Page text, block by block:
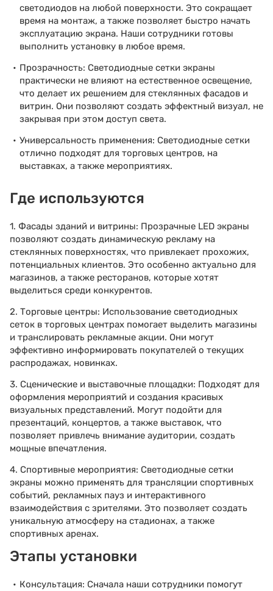
светодиодов на любой поверхности. Это сокращает
время на монтаж, а также позволяет быстро начать
эксплуатацию экрана. Наши сотрудники готовы
выполнить установку в любое время.
Прозрачность: Светодиодные сетки экраны
практически не влияют на естественное освещение,
что делает их решением для стеклянных фасадов и
витрин. Они позволяют создать эффектный визуал, не
закрывая при этом доступ света.
Универсальность применения: Светодиодные сетки
отлично подходят для торговых центров, на
выставках, а также мероприятиях.
Где используются
1. Фасады зданий и витрины: Прозрачные LED экраны
позволяют создать динамическую рекламу на
стеклянных поверхностях, что привлекает прохожих,
потенциальных клиентов. Это особенно актуально для
магазинов, а также ресторанов, которые хотят
выделиться среди конкурентов.
2. Торговые центры: Использование светодиодных
сеток в торговых центрах помогает выделить магазины
и транслировать рекламные акции. Они могут
эффективно информировать покупателей о текущих
распродажах, новинках.
3. Сценические и выставочные площадки: Подходят для
оформления мероприятий и создания красивых
визуальных представлений. Могут подойти для
презентаций, концертов, а также выставок, что
позволяет привлечь внимание аудитории, создать
мощные впечатления.
4. Спортивные мероприятия: Светодиодные сетки
экраны можно применять для трансляции спортивных
событий, рекламных пауз и интерактивного
взаимодействия с зрителями. Это позволяет создать
уникальную атмосферу на стадионах, а также
спортивных аренах.
Этапы установки
Консультация: Сначала наши сотрудники помогут